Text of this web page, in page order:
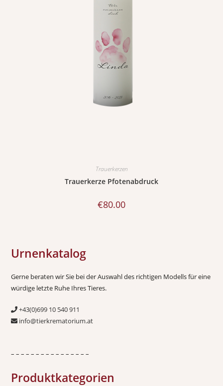
Trauerkerzen
Trauerkerze Pfotenabdruck
€80.00
Urnenkatalog
Gerne beraten wir Sie bei der Auswahl des richtigen Modells für eine
würdige letzte Ruhe Ihres Tieres.
+43(0)699 10 540 911
info@tierkrematorium.at
– – – – – – – – – – – – – – – –
Produktkategorien